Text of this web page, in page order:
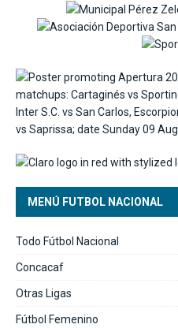
MENÚ FUTBOL NACIONAL
Todo Fútbol Nacional
Concacaf
Otras Ligas
Fútbol Femenino